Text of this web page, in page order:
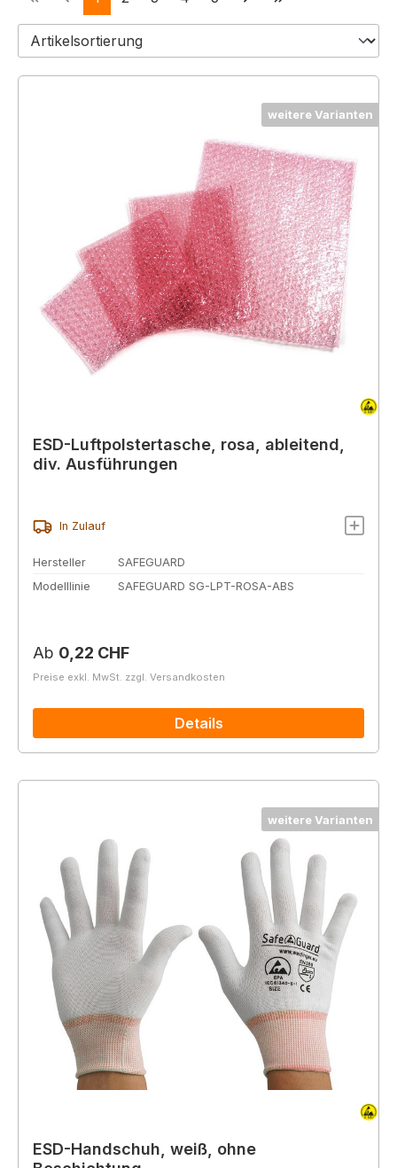
weitere Varianten
ESD-Luftpolstertasche, rosa, ableitend,
div. Ausführungen
In Zulauf
Hersteller
SAFEGUARD
Modelllinie
SAFEGUARD SG-LPT-ROSA-ABS
Regulärer Preis:
Ab 0,22 CHF
Preise exkl. MwSt. zzgl. Versandkosten
Details
weitere Varianten
ESD-Handschuh, weiß, ohne